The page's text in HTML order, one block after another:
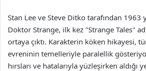
Stan Lee ve Steve Ditko tarafından 1963
Doktor Strange, ilk kez "Strange Tales"
ortaya çıktı. Karakterin köken hikayesi,
evreninin temelleriyle paralellik
hırsları ve hatalarıyla yüzleşirken aldığı